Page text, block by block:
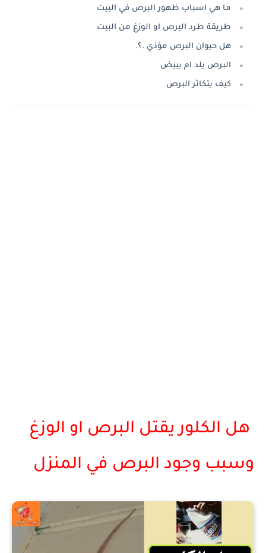
ما هي اسباب ظهور البرص في البيت
طريقة طرد البرص او الوزغ من البيت
هل حيوان البرص مؤذي .؟.
البرص يلد ام يبيض
كيف يتكاثر البرص
هل الكلور يقتل البرص او الوزغ
وسبب وجود البرص في المنزل